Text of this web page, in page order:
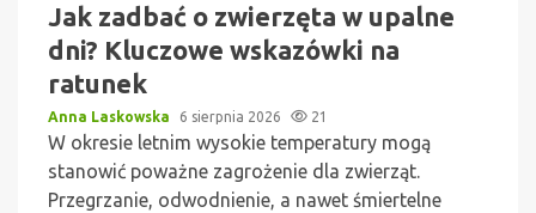
Jak zadbać o zwierzęta w upalne
dni? Kluczowe wskazówki na
ratunek
Anna Laskowska 6 sierpnia 2026 21
W okresie letnim wysokie temperatury mogą
stanowić poważne zagrożenie dla zwierząt.
Przegrzanie, odwodnienie, a nawet śmiertelne